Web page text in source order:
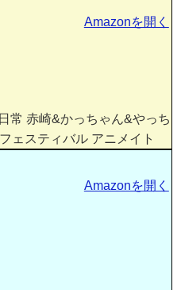
常 赤崎&かっちゃん&やっち
ェスティバル アニメイト
Amazonを開く
Amazonを開く